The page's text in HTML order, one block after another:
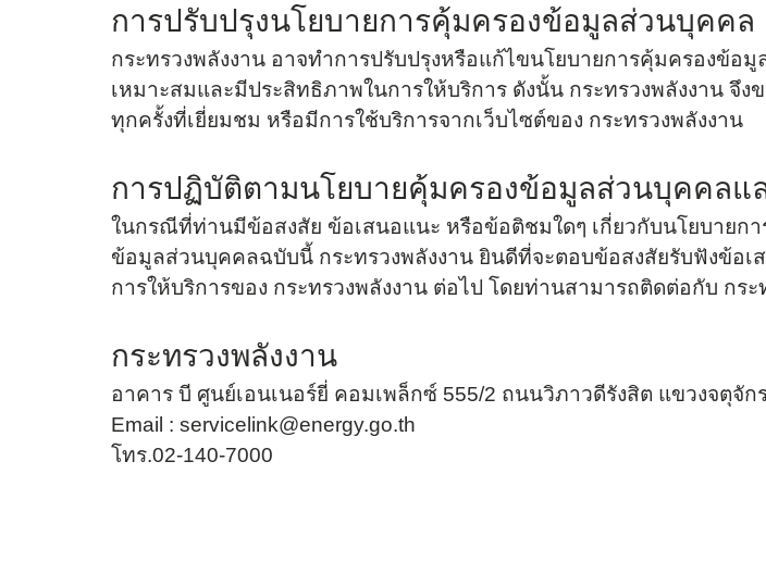
รายงานผลการดำเนินการป้องกันการทุจริตประจำปี
การประเมินความเสี่ยงการทุจริตประจำปี
มาตรการส่งเสริมคุณธรรมและความโปร่งใสภายในหน่วยงาน
การดำเนินการตามมาตรการส่งเสริมคุณธรรมและความโปร่งใสภายใน
หน่วยงาน
ข่าวประชาสัมพันธ์ ศูนย์ปฏิบัติการต่อต้านการทุจริต
ข้อมูลเผยแพร่ ศูนย์ปฏิบัติการต่อต้านทุจริต
แนวทางการประพฤติปฏิบัติตน ตามพระราชบัญญัติมาตรฐานทาง
การปรับปรุงนโยบายการคุ้มครองข้อมูลส่วนบุคคล
กระทรวงพลังงาน อาจทำการปรับปรุงหรือแก้ไขนโยบายการคุ้มครองข้
เหมาะสมและมีประสิทธิภาพในการให้บริการ ดังนั้น กระทรวงพลังงาน
ทุกครั้งที่เยี่ยมชม หรือมีการใช้บริการจากเว็บไซต์ของ กระทรวงพลังงาน
การปฏิบัติตามนโยบายคุ้มครองข้อมูลส่วนบุคคลแ
ในกรณีที่ท่านมีข้อสงสัย ข้อเสนอแนะ หรือข้อติชมใดๆ เกี่ยวกับนโยบาย
ข้อมูลส่วนบุคคลฉบับนี้ กระทรวงพลังงาน ยินดีที่จะตอบข้อสงสัยรับฟังข้อ
การให้บริการของ กระทรวงพลังงาน ต่อไป โดยท่านสามารถติดต่อกับ กร
กระทรวงพลังงาน
อาคาร บี ศูนย์เอนเนอร์ยี่ คอมเพล็กซ์ 555/2 ถนนวิภาวดีรังสิต แขวงจตุจัก
Email : servicelink@energy.go.th
โทร.02-140-7000